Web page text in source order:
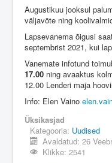
Augustikuu jooksul
väljavõte ning
Lapsevanema õigusi
septembrist 2021, kui
Vanemate infotund
17.00 ning avaaktus
12.00 Lenderi maja
Info: Elen Vaino
Üksikasjad
Kategooria: Uudised
Avaldatud: 26
Klikke: 2541